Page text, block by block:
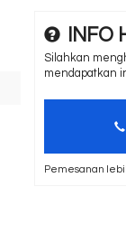
INFO
Silahkan
mendapatkan
Pemesanan